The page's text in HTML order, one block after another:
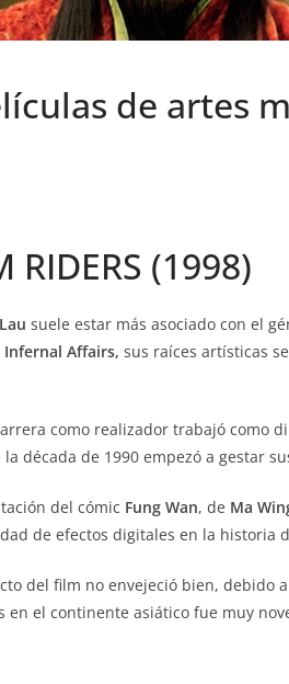
de artes
RIDERS (1998)
suele estar más asociado con el
Infernal Affairs, sus raíces artísticas
como realizador trabajó como
década de 1990 empezó a gestar
del cómic Fung Wan, de Ma
de efectos digitales en la historia
del film no envejeció bien, debido
el continente asiático fue muy